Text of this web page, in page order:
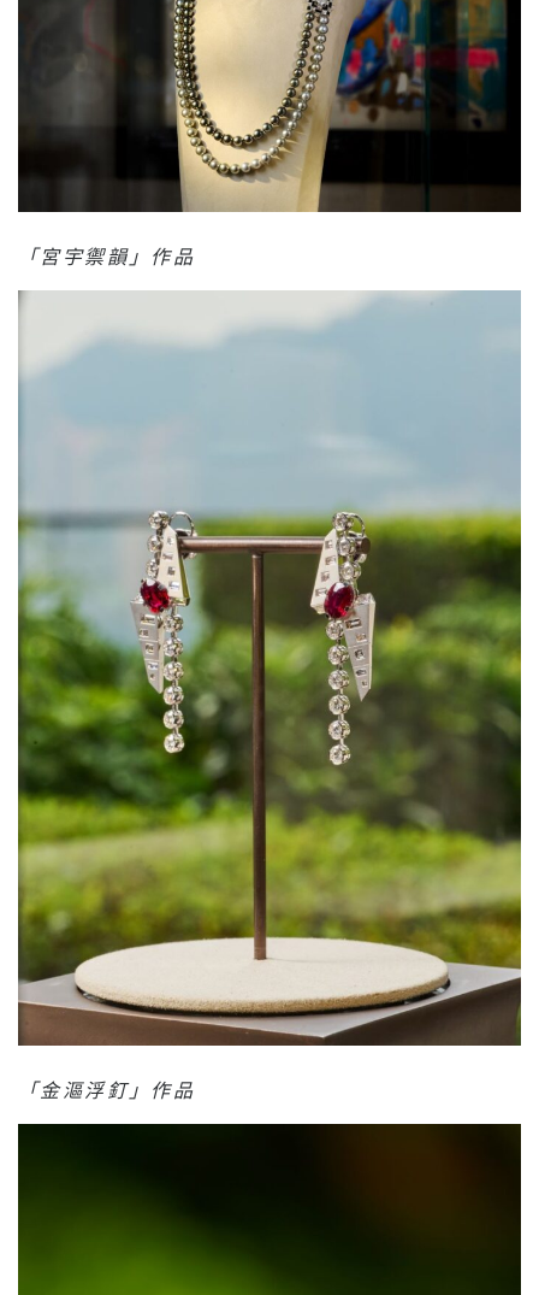
「宮宇禦韻」作品
「金漚浮釘」作品